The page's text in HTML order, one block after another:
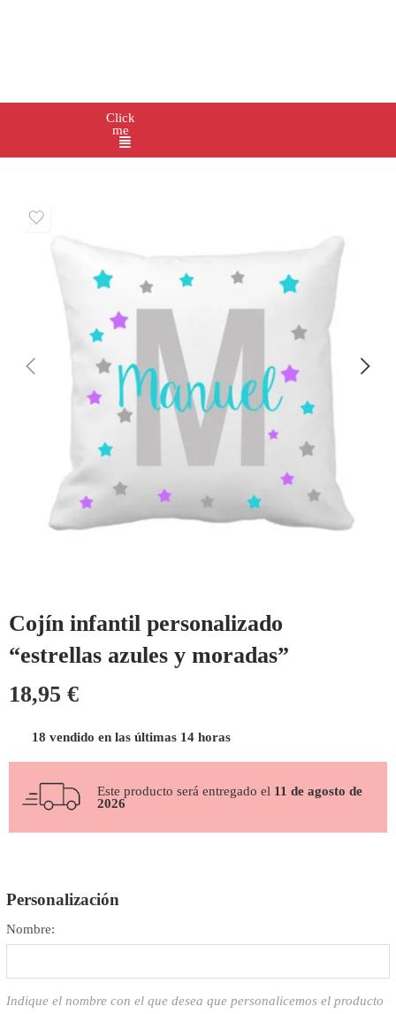
Click
me
Cojín infantil personalizado
“estrellas azules y moradas”
18,95 €
18 vendido en las últimas 14 horas
Este producto será entregado el 11 de agosto de
2026
Personalización
Nombre:
Indique el nombre con el que desea que personalicemos el producto